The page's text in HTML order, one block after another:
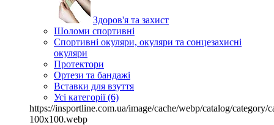
Здоров'я та захист
Шоломи спортивні
Спортивні окуляри, окуляри та сонцезахисні
окуляри
Протектори
Ортези та бандажі
Вставки для взуття
Усі категорії (6)
https://insportline.com.ua/image/cache/webp/catalog/category/
100x100.webp